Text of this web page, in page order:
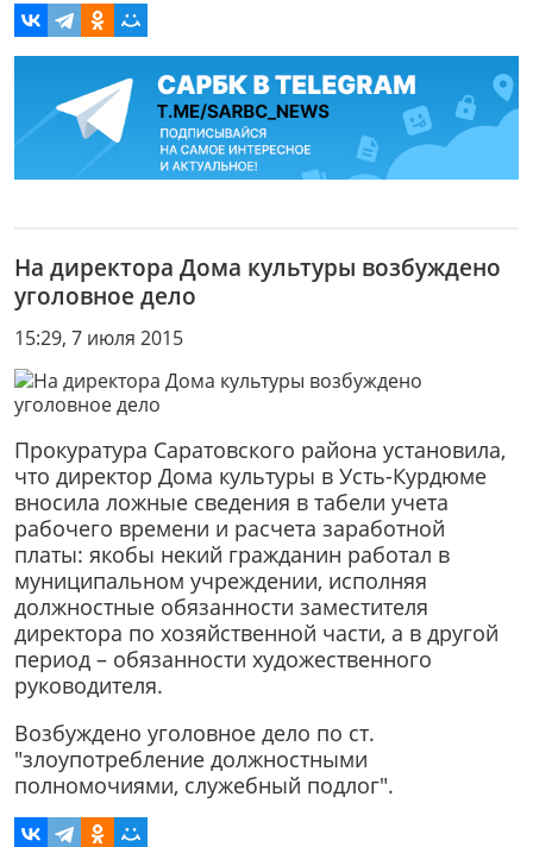
На директора Дома культуры возбуждено
уголовное дело
15:29, 7 июля 2015
Прокуратура Саратовского района установила,
что директор Дома культуры в Усть-Курдюме
вносила ложные сведения в табели учета
рабочего времени и расчета заработной
платы: якобы некий гражданин работал в
муниципальном учреждении, исполняя
должностные обязанности заместителя
директора по хозяйственной части, а в другой
период – обязанности художественного
руководителя.
Возбуждено уголовное дело по ст.
"злоупотребление должностными
полномочиями, служебный подлог".